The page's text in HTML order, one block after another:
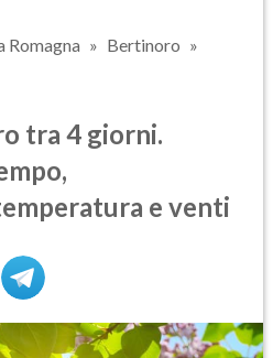
Romagna
Bertinoro
tra 4 giorni.
e venti